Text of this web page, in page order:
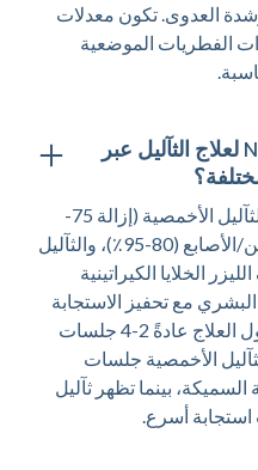
العدوى. تكون معدلات
الفطريات الموضعية
ما مدى فعالية Neo Elite لعلاج الثآليل عبر
يُظهر Neo Elite فعالية ممتازة للثآليل الأخمصية (إزالة 75-
90٪)، والثآليل الشائعة على اليدين/الأصابع (80-95٪)، والثآليل
يستهدف الليزر الخلايا الكيراتينية
مع تحفيز الاستجابة
المناعية المحلية. يتضمن بروتوكول العلاج عادةً 2-4 جلسات
الثآليل الأخمصية جلسات
السميكة، بينما تظهر ثآليل
استجابة أسرع.